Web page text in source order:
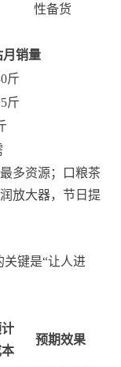
性备货
月销量
斤
斤
多资源；口粮茶
放大器，节日提
关键是“让人进
预期效果